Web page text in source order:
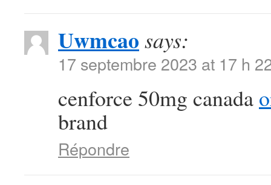
Uwmcao says:
17 septembre 2023 at 17 h
cenforce 50mg canada
brand
Répondre